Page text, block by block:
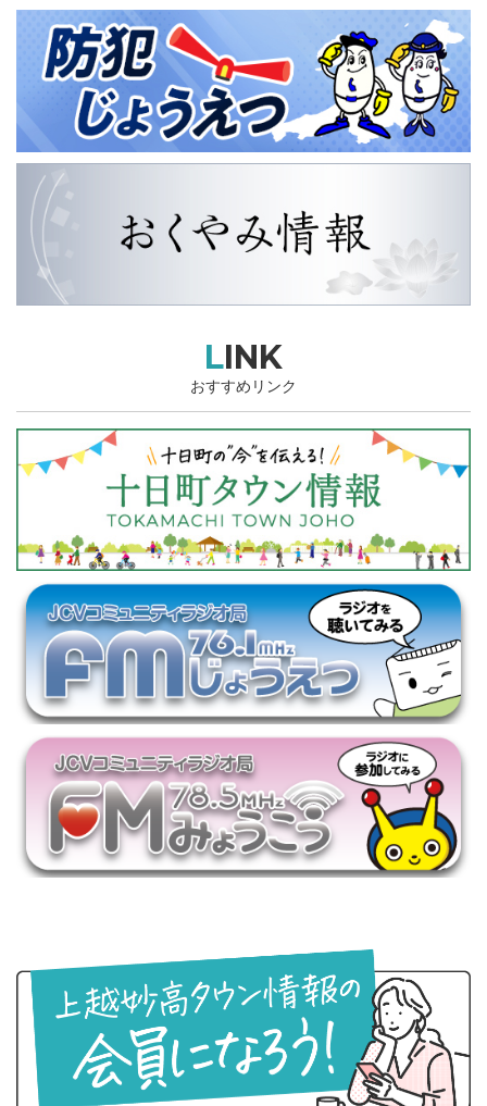
LINK
おすすめリンク